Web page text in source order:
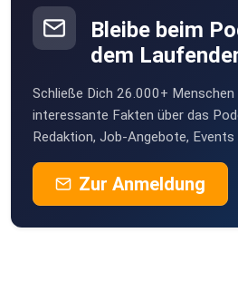
Bleibe beim
dem
Schließe Dich 26.000+ Menschen
interessante Fakten über das
Redaktion, Job-Angebote, Events
Zur Anmeldung